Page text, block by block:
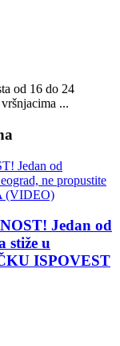
od 16 do 24
...
Jedan od
stiže u
ISPOVEST